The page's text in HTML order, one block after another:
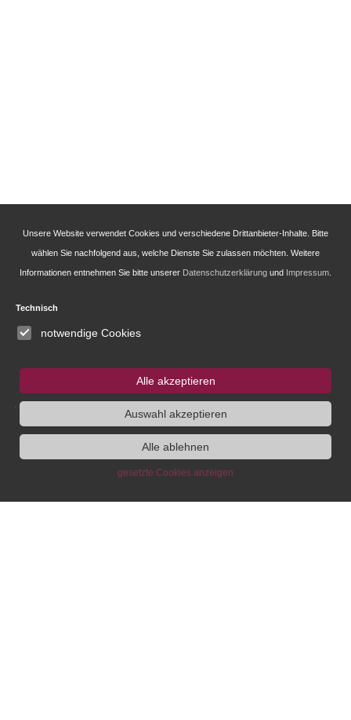
Unsere Website verwendet Cookies und verschiedene Drittanbieter-Inhalte. Bitte
wählen Sie nachfolgend aus, welche Dienste Sie zulassen möchten. Weitere
Informationen entnehmen Sie bitte unserer Datenschutzerklärung und Impressum
Technisch
notwendige Cookies
Alle akzeptieren
Auswahl akzeptieren
Alle ablehnen
gesetzte Cookies anzeigen